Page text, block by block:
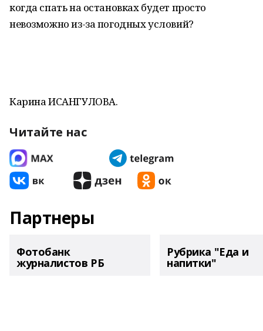
когда спать на остановках будет просто
невозможно из-за погодных условий?
Карина ИСАНГУЛОВА.
Читайте нас
Партнеры
Фотобанк
журналистов РБ
Рубрика "Еда и
напитки"